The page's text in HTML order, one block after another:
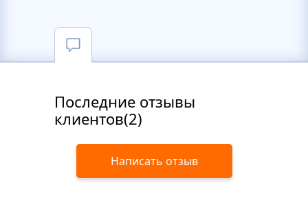
Последние отзывы
клиентов(2)
Написать отзыв